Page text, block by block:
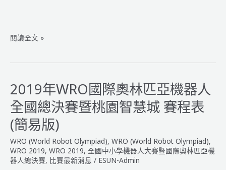
2019
際
奧
林
匹
亞
機
器
人
閱讀全文 »
2019年WRO國際奧林匹亞機器人
全國總決賽暨桃園智慧城 賽程表
(簡易版)
WRO (World Robot Olympiad), WRO (World Robot Olympiad),
WRO 2019, WRO 2019, 全國中小學機器人大賽暨國際奧林匹亞機
器人總決賽, 比賽最新消息 / ESUN-Admin